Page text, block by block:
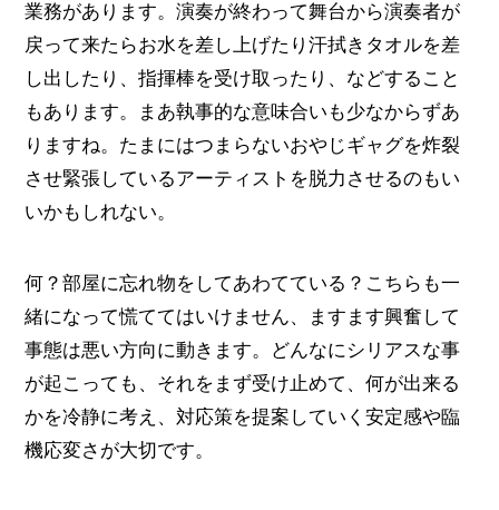
業務があります。演奏が終わって舞台から演奏者が
戻って来たらお水を差し上げたり汗拭きタオルを差
し出したり、指揮棒を受け取ったり、などすること
もあります。まあ執事的な意味合いも少なからずあ
りますね。たまにはつまらないおやじギャグを炸裂
させ緊張しているアーティストを脱力させるのもい
いかもしれない。
何？部屋に忘れ物をしてあわてている？こちらも一
緒になって慌ててはいけません、ますます興奮して
事態は悪い方向に動きます。どんなにシリアスな事
が起こっても、それをまず受け止めて、何が出来る
かを冷静に考え、対応策を提案していく安定感や臨
機応変さが大切です。